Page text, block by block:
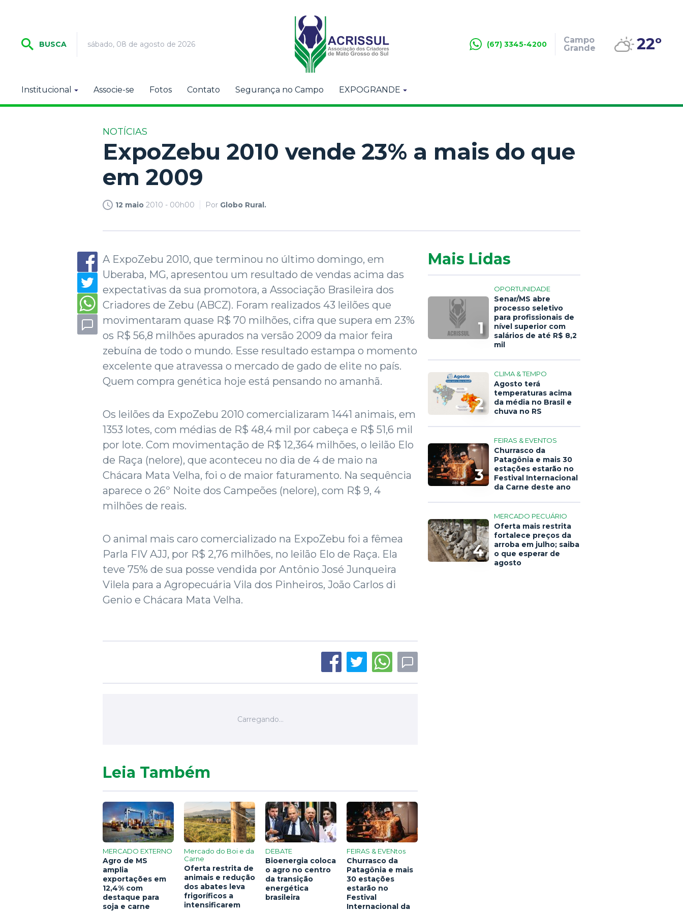
BUSCA sábado, 08 de agosto de 2026 (67) 3345-4200
Campo
Grande
22º
Institucional Associe-se Fotos Contato Segurança no Campo EXPOGRANDE
NOTÍCIAS
ExpoZebu 2010 vende 23% a mais do que
em 2009
12 maio 2010 - 00h00 Por Globo Rural.
A ExpoZebu 2010, que terminou no último domingo, em
Uberaba, MG, apresentou um resultado de vendas acima das
expectativas da sua promotora, a Associação Brasileira dos
Criadores de Zebu (ABCZ). Foram realizados 43 leilões que
movimentaram quase R$ 70 milhões, cifra que supera em 23%
os R$ 56,8 milhões apurados na versão 2009 da maior feira
zebuína de todo o mundo. Esse resultado estampa o momento
excelente que atravessa o mercado de gado de elite no país.
Quem compra genética hoje está pensando no amanhã.
Os leilões da ExpoZebu 2010 comercializaram 1441 animais, em
1353 lotes, com médias de R$ 48,4 mil por cabeça e R$ 51,6 mil
por lote. Com movimentação de R$ 12,364 milhões, o leilão Elo
de Raça (nelore), que aconteceu no dia de 4 de maio na
Chácara Mata Velha, foi o de maior faturamento. Na sequência
aparece o 26º Noite dos Campeões (nelore), com R$ 9, 4
milhões de reais.
O animal mais caro comercializado na ExpoZebu foi a fêmea
Parla FIV AJJ, por R$ 2,76 milhões, no leilão Elo de Raça. Ela
teve 75% de sua posse vendida por Antônio José Junqueira
Vilela para a Agropecuária Vila dos Pinheiros, João Carlos di
Genio e Chácara Mata Velha.
Mais Lidas
1
OPORTUNIDADE
Senar/MS abre
processo seletivo
para profissionais de
nível superior com
salários de até R$ 8,2
mil
2
CLIMA & TEMPO
Agosto terá
temperaturas acima
da média no Brasil e
chuva no RS
3
FEIRAS & EVENTOS
Churrasco da
Patagônia e mais 30
estações estarão no
Festival Internacional
da Carne deste ano
4
MERCADO PECUÁRIO
Oferta mais restrita
fortalece preços da
arroba em julho; saiba
o que esperar de
agosto
Leia Também
MERCADO EXTERNO
Agro de MS
amplia
exportações em
12,4% com
destaque para
soja e carne
Mercado do Boi e da
Carne
Oferta restrita de
animais e redução
dos abates leva
frigoríficos a
intensificarem
DEBATE
Bioenergia coloca
o agro no centro
da transição
energética
brasileira
FEIRAS & EVENtos
Churrasco da
Patagônia e mais
30 estações
estarão no
Festival
Internacional da